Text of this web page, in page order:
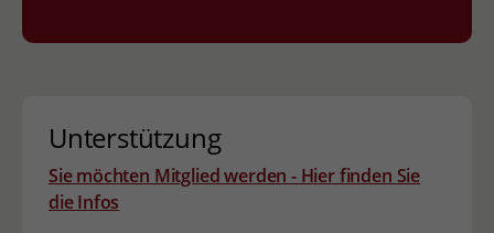
Unterstützung
Sie möchten Mitglied werden - Hier finden Sie
die Infos